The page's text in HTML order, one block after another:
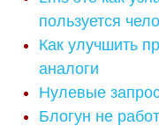
пользуется
Как улучшить
аналоги
Нулевые
Блогун не